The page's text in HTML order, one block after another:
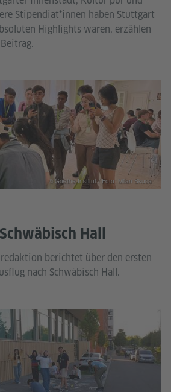
Stipendiat*innen haben Stuttgart
Highlights waren, erzählen
Hall
berichtet über den ersten
nach Schwäbisch Hall.
© Goethe-Institut / Foto: Milan Skusa